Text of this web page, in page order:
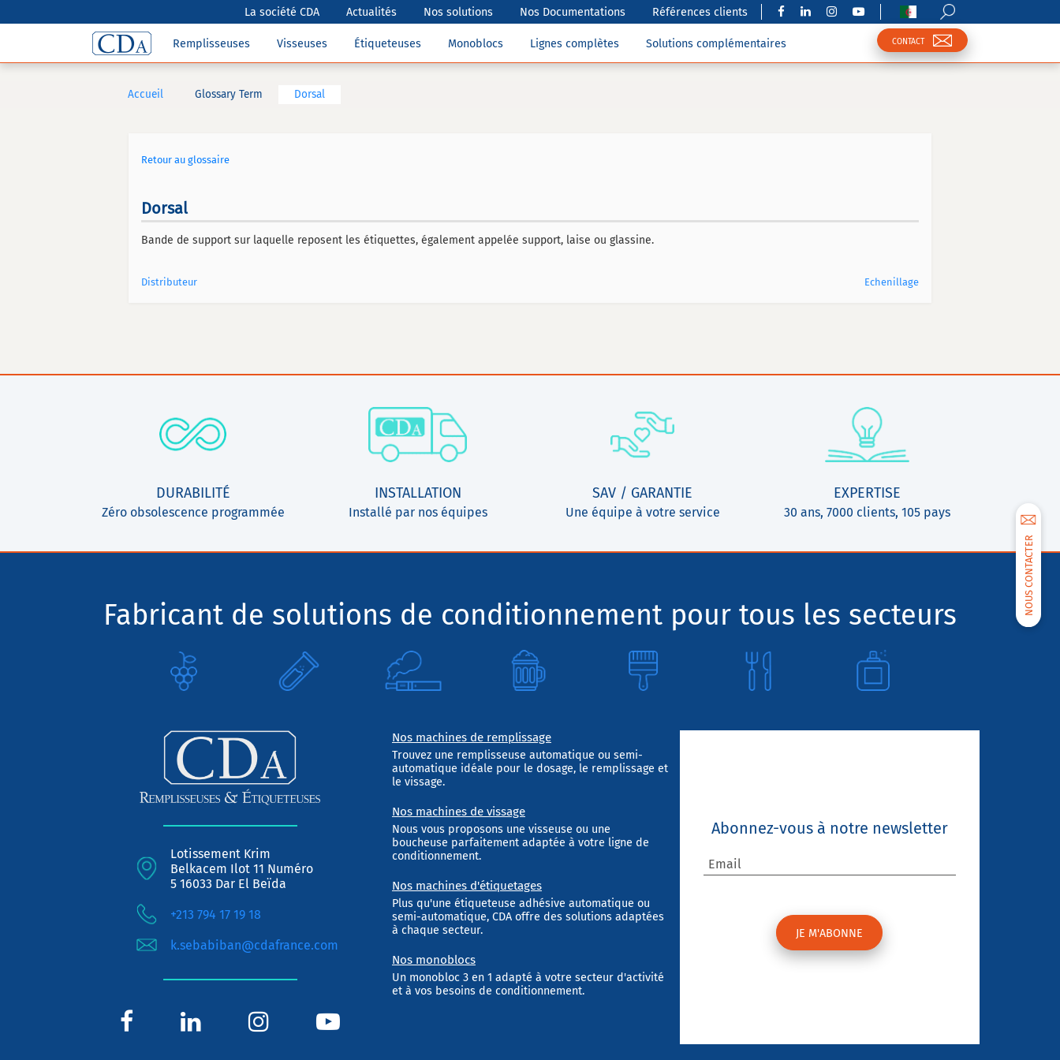
La société CDA Actualités Nos solutions Nos Documentations Références clients
Remplisseuses Visseuses Étiqueteuses Monoblocs Lignes complètes Solutions complémentaires CONTACT
NOUS CONTACTER
Accueil Glossary Term Dorsal
Retour au glossaire
Dorsal
Bande de support sur laquelle reposent les étiquettes, également appelée support, laise ou glassine.
Distributeur Echenillage
DURABILITÉ
Zéro obsolescence programmée
INSTALLATION
Installé par nos équipes
SAV / GARANTIE
Une équipe à votre service
EXPERTISE
30 ans, 7000 clients, 105 pays
Fabricant de solutions de conditionnement pour tous les secteurs
Lotissement Krim
Belkacem Ilot 11 Numéro
5 16033 Dar El Beïda
+213 794 17 19 18
k.sebabiban@cdafrance.com
Nos machines de remplissage
Trouvez une remplisseuse automatique ou semi-
automatique idéale pour le dosage, le remplissage et
le vissage.
Nos machines de vissage
Nous vous proposons une visseuse ou une
boucheuse parfaitement adaptée à votre ligne de
conditionnement.
Nos machines d'étiquetages
Plus qu'une étiqueteuse adhésive automatique ou
semi-automatique, CDA offre des solutions adaptées
à chaque secteur.
Nos monoblocs
Un monobloc 3 en 1 adapté à votre secteur d'activité
et à vos besoins de conditionnement.
Abonnez-vous à notre newsletter
Email